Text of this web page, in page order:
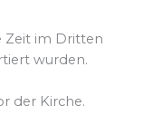
Zeit im Dritten
wurden.
der Kirche.